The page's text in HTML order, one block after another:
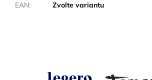
EAN: Zvolte variantu